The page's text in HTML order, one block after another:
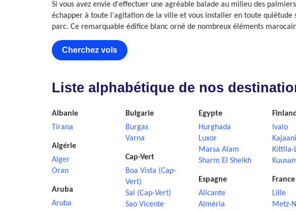
Si vous avez envie d'effectuer une agréable balade au milieu des
échapper à toute l'agitation de la ville et vous installer en toute quiétude
parc. Ce remarquable édifice blanc orné de nombreux éléments
Cherchez vols
Liste alphabétique de nos
Albanie
Tirana
Algérie
Alger
Oran
Aruba
Aruba
Bulgarie
Burgas
Varna
Cap-Vert
Boa Vista (Cap-
Vert)
Sal (Cap-Vert)
Sao Vicente
Egypte
Hurghada
Luxor
Marsa Alam
Sharm El Sheikh
Espagne
Alicante
Alméria
Ivalo
Kajaani
Kittila-
France
Lille
Metz-